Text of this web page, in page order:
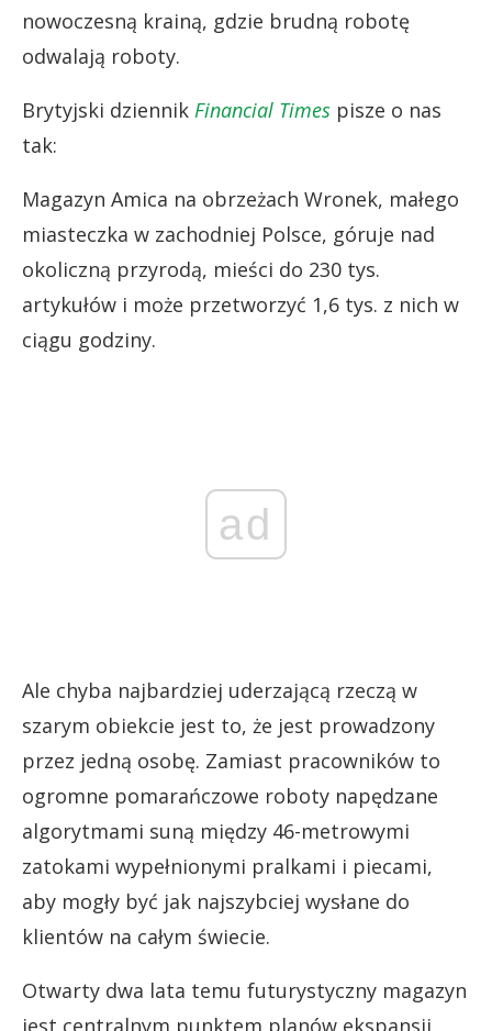
nowoczesną krainą, gdzie brudną robotę
odwalają roboty.
Brytyjski dziennik Financial Times pisze o nas
tak:
Magazyn Amica na obrzeżach Wronek, małego
miasteczka w zachodniej Polsce, góruje nad
okoliczną przyrodą, mieści do 230 tys.
artykułów i może przetworzyć 1,6 tys. z nich w
ciągu godziny.
ad
Ale chyba najbardziej uderzającą rzeczą w
szarym obiekcie jest to, że jest prowadzony
przez jedną osobę. Zamiast pracowników to
ogromne pomarańczowe roboty napędzane
algorytmami suną między 46-metrowymi
zatokami wypełnionymi pralkami i piecami,
aby mogły być jak najszybciej wysłane do
klientów na całym świecie.
Otwarty dwa lata temu futurystyczny magazyn
jest centralnym punktem planów ekspansji